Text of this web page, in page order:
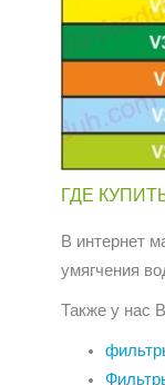
ГДЕ
В интернет
умягчения
Также у нас